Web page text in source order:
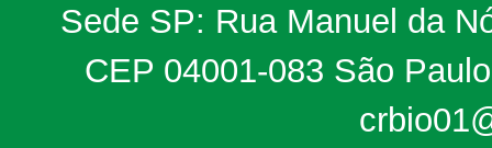
Sede SP: Rua Manuel da
CEP 04001-083 São